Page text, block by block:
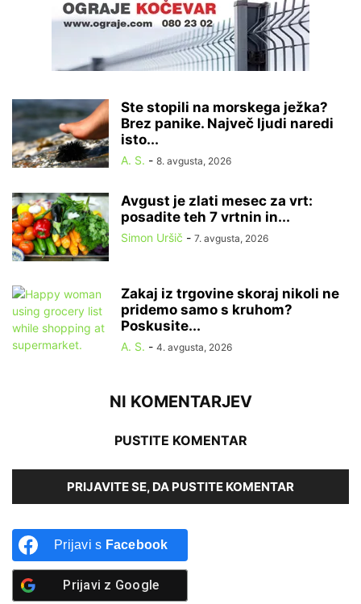
Ste stopili na morskega ježka?
Brez panike. Največ ljudi naredi
isto...
A. S. - 8. avgusta, 2026
Avgust je zlati mesec za vrt:
posadite teh 7 vrtnin in...
Simon Uršič - 7. avgusta, 2026
Zakaj iz trgovine skoraj nikoli ne
pridemo samo s kruhom?
Poskusite...
A. S. - 4. avgusta, 2026
NI KOMENTARJEV
PUSTITE KOMENTAR
PRIJAVITE SE, DA PUSTITE KOMENTAR
Prijavi s Facebook
Prijavi z Google